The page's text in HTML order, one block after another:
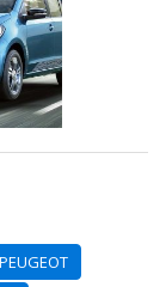
PEUGEOT